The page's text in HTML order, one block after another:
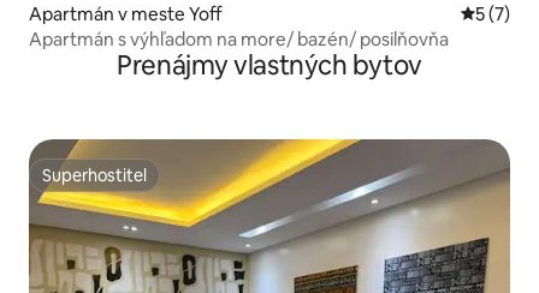
Apartmán v meste Yoff
5 (7)
Apartmán s výhľadom na more/ bazén/ posilňovňa
Prenájmy vlastných bytov
Superhostiteľ
Superhostiteľ